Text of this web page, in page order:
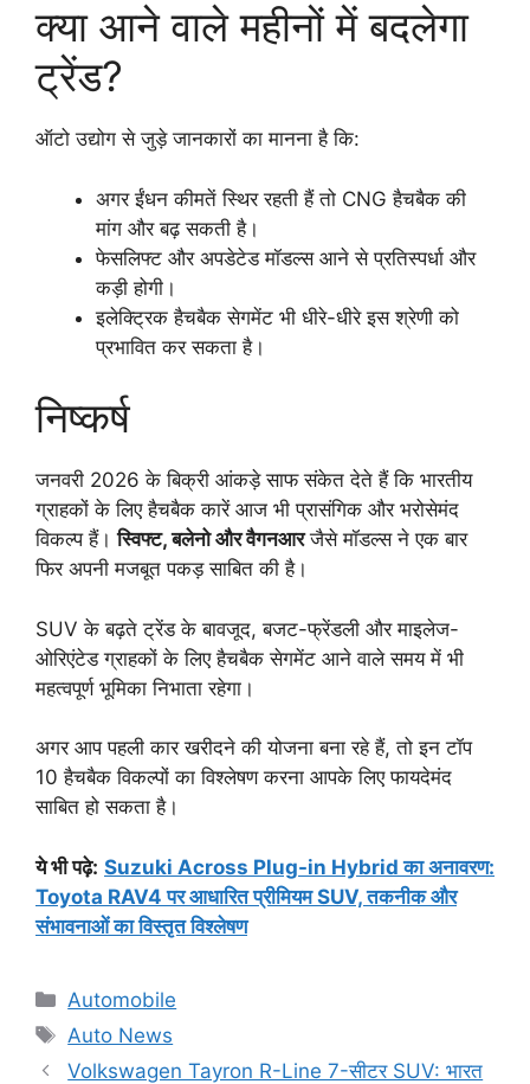
क्या आने वाले महीनों में बदलेगा
ट्रेंड?
ऑटो उद्योग से जुड़े जानकारों का मानना है कि:
अगर ईंधन कीमतें स्थिर रहती हैं तो CNG हैचबैक की
मांग और बढ़ सकती है।
फेसलिफ्ट और अपडेटेड मॉडल्स आने से प्रतिस्पर्धा और
कड़ी होगी।
इलेक्ट्रिक हैचबैक सेगमेंट भी धीरे-धीरे इस श्रेणी को
प्रभावित कर सकता है।
निष्कर्ष
जनवरी 2026 के बिक्री आंकड़े साफ संकेत देते हैं कि भारतीय
ग्राहकों के लिए हैचबैक कारें आज भी प्रासंगिक और भरोसेमंद
विकल्प हैं।स्विफ्ट, बलेनो और वैगनआरजैसे मॉडल्स ने एक बार
फिर अपनी मजबूत पकड़ साबित की है।
SUV के बढ़ते ट्रेंड के बावजूद, बजट-फ्रेंडली और माइलेज-
ओरिएंटेड ग्राहकों के लिए हैचबैक सेगमेंट आने वाले समय में भी
महत्वपूर्ण भूमिका निभाता रहेगा।
अगर आप पहली कार खरीदने की योजना बना रहे हैं, तो इन टॉप
10 हैचबैक विकल्पों का विश्लेषण करना आपके लिए फायदेमंद
साबित हो सकता है।
ये भी पढ़े: Suzuki Across Plug-in Hybrid का अनावरण:
Toyota RAV4 पर आधारित प्रीमियम SUV, तकनीक और
संभावनाओं का विस्तृत विश्लेषण
Categories
Automobile
Tags
Auto News
Volkswagen Tayron R-Line 7-सीटर SUV: भारत